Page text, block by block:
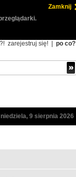
Zamknij
zarejestruj się! po co?
niedziela, 9 sierpnia 2026